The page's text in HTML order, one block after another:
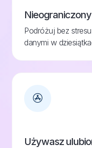
Podróżuj bez
danymi w
Używasz